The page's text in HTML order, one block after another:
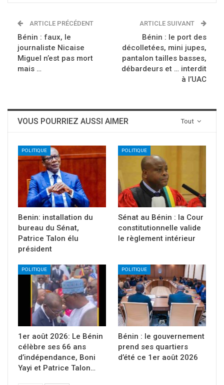
ARTICLE PRÉCÉDENT
Bénin : faux, le
journaliste Nicaise
Miguel n’est pas mort
mais …
ARTICLE SUIVANT
Bénin : le port des
décolletées, mini jupes,
pantalon tailles basses,
débardeurs et … interdit
à l’UAC
Tout
VOUS POURRIEZ AUSSI AIMER
POLITIQUE
Benin: installation du
bureau du Sénat,
Patrice Talon élu
président
POLITIQUE
Sénat au Bénin : la Cour
constitutionnelle valide
le règlement intérieur
POLITIQUE
1er août 2026: Le Bénin
célèbre ses 66 ans
d’indépendance, Boni
Yayi et Patrice Talon…
POLITIQUE
Bénin : le gouvernement
prend ses quartiers
d’été ce 1er août 2026